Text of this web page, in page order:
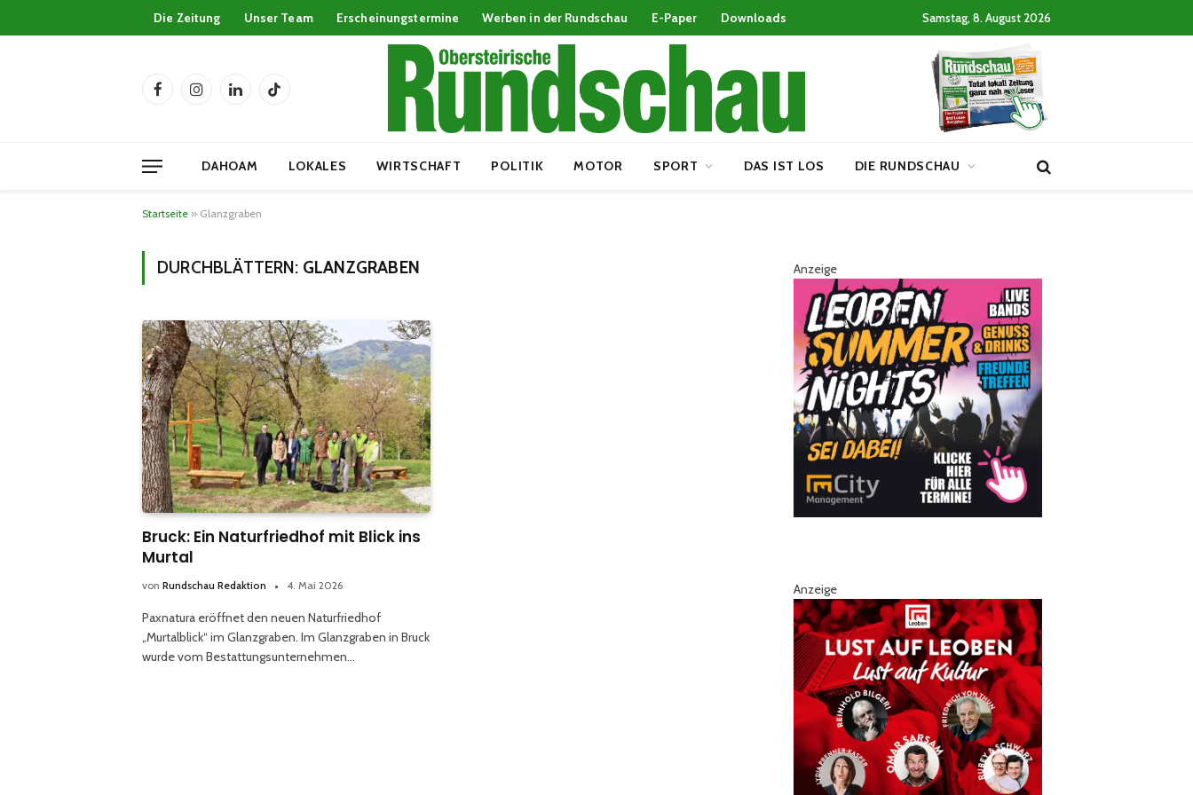
Die Zeitung Unser Team Erscheinungstermine Werben in der Rundschau E-Paper Downloads Samstag, 8. August 2026
FacebookInstagramLinkedInTikTok
DAHOAM LOKALES WIRTSCHAFT POLITIK MOTOR SPORT DAS IST LOS DIE RUNDSCHAU
Startseite » Glanzgraben
DURCHBLÄTTERN: GLANZGRABEN
Bruck: Ein Naturfriedhof mit Blick ins
Murtal
von Rundschau Redaktion 4. Mai 2026
Paxnatura eröffnet den neuen Naturfriedhof
„Murtalblick“ im Glanzgraben. Im Glanzgraben in Bruck
wurde vom Bestattungsunternehmen…
Anzeige
Anzeige